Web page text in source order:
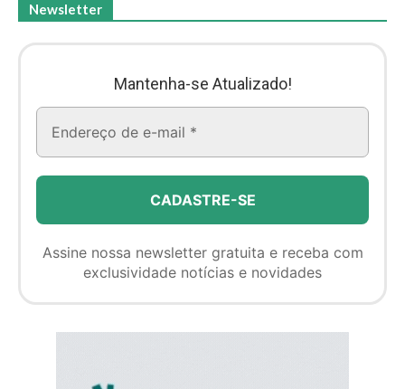
Newsletter
Mantenha-se Atualizado!
Assine nossa newsletter gratuita e receba com
exclusividade notícias e novidades